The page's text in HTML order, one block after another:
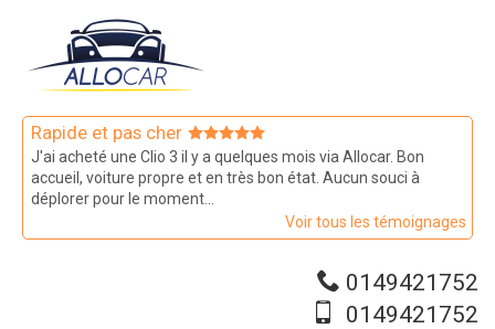
principal
Rapide et pas cher
J'ai acheté une Clio 3 il y a quelques mois via Allocar. Bon
accueil, voiture propre et en très bon état. Aucun souci à
déplorer pour le moment...
Voir tous les témoignages
0149421752
0149421752